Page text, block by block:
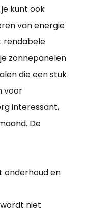
kunt ook
van energie
rendabele
zonnepanelen
die een stuk
voor
interessant,
De
onderhoud en
niet